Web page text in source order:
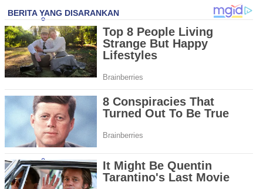
Jambi
Jawa Barat
Jawa Tengah
Jawa Timur